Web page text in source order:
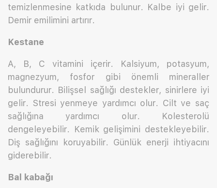
temizlenmesine katkıda bulunur. Kalbe iyi gelir.
Demir emilimini artırır.
Kestane
A, B, C vitamini içerir. Kalsiyum, potasyum,
magnezyum, fosfor gibi önemli mineraller
bulundurur. Bilişsel sağlığı destekler, sinirlere iyi
gelir. Stresi yenmeye yardımcı olur. Cilt ve saç
sağlığına yardımcı olur. Kolesterolü
dengeleyebilir. Kemik gelişimini destekleyebilir.
Diş sağlığını koruyabilir. Günlük enerji ihtiyacını
giderebilir.
Bal kabağı